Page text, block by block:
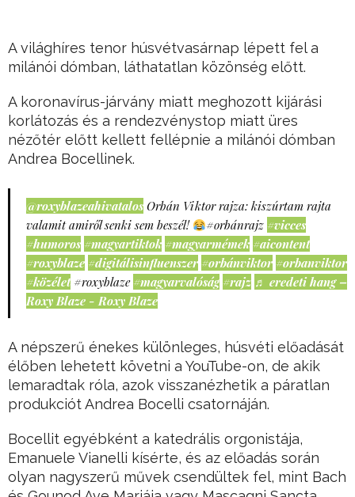
A világhíres tenor húsvétvasárnap lépett fel a
milánói dómban, láthatatlan közönség előtt.
A koronavírus-járvány miatt meghozott kijárási
korlátozás és a rendezvénystop miatt üres
nézőtér előtt kellett fellépnie a milánói dómban
Andrea Bocellinek.
@roxyblazeahivatalos Orbán Viktor rajza: kiszúrtam rajta
valamit amiről senki sem beszél!
#orbánrajz #vicces
#humoros #magyartiktok #magyarmémek #aicontent
#roxyblaze #digitálisinfluenszer #orbánviktor #orbanviktor
#közélet #roxyblaze #magyarvalóság #rajz ♬ eredeti hang –
Roxy Blaze - Roxy Blaze
A népszerű énekes különleges, húsvéti előadását
élőben lehetett követni a YouTube-on, de akik
lemaradtak róla, azok visszanézhetik a páratlan
produkciót Andrea Bocelli csatornáján.
Bocellit egyébként a katedrális orgonistája,
Emanuele Vianelli kísérte, és az előadás során
olyan nagyszerű művek csendültek fel, mint Bach